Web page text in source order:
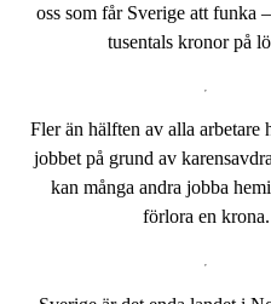
oss som får Sverige att funka
tusentals kronor på
Fler än hälften av alla arbetare
jobbet på grund av
kan många andra jobba
förlora en krona.